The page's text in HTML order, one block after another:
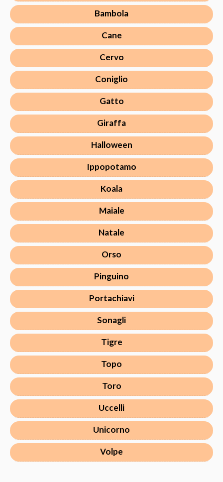
Bambola
Cane
Cervo
Coniglio
Gatto
Giraffa
Halloween
Ippopotamo
Koala
Maiale
Natale
Orso
Pinguino
Portachiavi
Sonagli
Tigre
Topo
Toro
Uccelli
Unicorno
Volpe